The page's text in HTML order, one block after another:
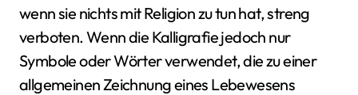
wenn sie nichts mit Religion zu tun hat, streng
verboten. Wenn die Kalligrafie jedoch nur
Symbole oder Wörter verwendet, die zu einer
allgemeinen Zeichnung eines Lebewesens